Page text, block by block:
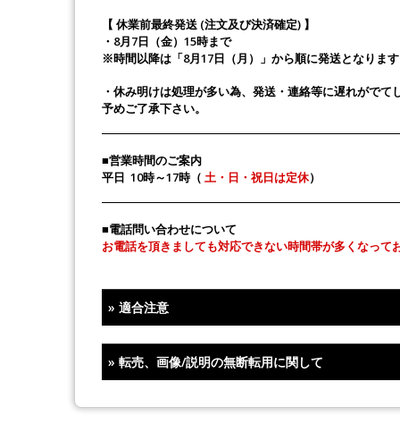
【 休業前最終発送 (注文及び決済確定) 】
・8月7日（金）15時まで
※時間以降は「8月17日（月）」から順に発送となりま
・休み明けは処理が多い為、発送・連絡等に遅れがでて
予めご了承下さい。
■営業時間のご案内
平日 10時～17時（ 土・日・祝日は定休）
■電話問い合わせについて
お電話を頂きましても対応できない時間帯が多くなっ
»適合注意
»転売、画像/説明の無断転用に関して